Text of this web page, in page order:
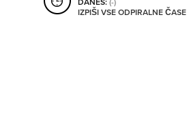
SO ODPRTA V
IZPIŠI VSE ODPIRALNE ČASE